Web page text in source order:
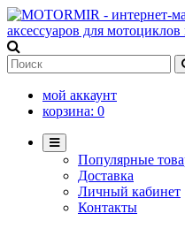
мой аккаунт
корзина: 0
Популярные
Доставка
Личный кабинет
Контакты